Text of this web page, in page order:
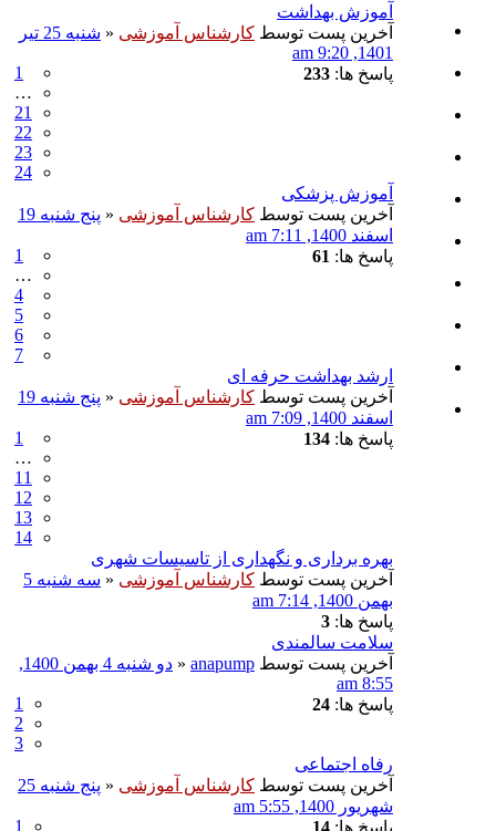
آموزش بهداشت
آخرین پست توسط کارشناس آموزشی «
شنبه 25 تیر
1401, 9:20 am
پاسخ ها: 233
1
…
21
22
23
24
آموزش پزشکی
آخرین پست توسط کارشناس آموزشی «
پنج شنبه 19
اسفند 1400, 7:11 am
پاسخ ها: 61
1
…
4
5
6
7
ارشد بهداشت حرفه ای
آخرین پست توسط کارشناس آموزشی «
پنج شنبه 19
اسفند 1400, 7:09 am
پاسخ ها: 134
1
…
11
12
13
14
بهره برداری و نگهداری از تاسیسات شهری
آخرین پست توسط کارشناس آموزشی «
سه شنبه 5
بهمن 1400, 7:14 am
پاسخ ها: 3
سلامت سالمندی
آخرین پست توسط anapump
«
دو شنبه 4 بهمن 1400,
8:55 am
پاسخ ها: 24
1
2
3
رفاه اجتماعی
آخرین پست توسط کارشناس آموزشی «
پنج شنبه 25
شهریور 1400, 5:55 am
پاسخ ها: 14
1